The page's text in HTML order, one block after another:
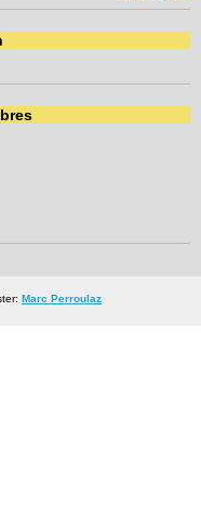
Marc Perroulaz